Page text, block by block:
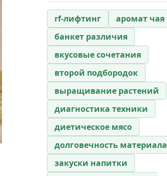
rf-лифтинг
аромат чая
банкет различия
вкусовые сочетания
второй подбородок
выращивание растений
диагностика техники
диетическое мясо
долговечность материала
закуски напитки